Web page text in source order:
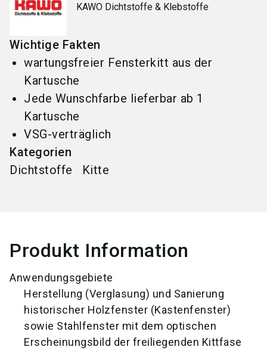
KAWO Dichtstoffe & Klebstoffe
Wichtige Fakten
wartungsfreier Fensterkitt aus der
Kartusche
Jede Wunschfarbe lieferbar ab 1
Kartusche
VSG-verträglich
Kategorien
Dichtstoffe
Kitte
Produkt Information
Anwendungsgebiete
Herstellung (Verglasung) und Sanierung
historischer Holzfenster (Kastenfenster)
sowie Stahlfenster mit dem optischen
Erscheinungsbild der freiliegenden Kittfase